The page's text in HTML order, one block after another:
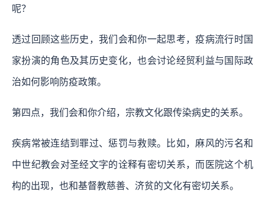
呢？
透过回顾这些历史，我们会和你一起思考，疫病流行时国
家扮演的角色及其历史变化，也会讨论经贸利益与国际政
治如何影响防疫政策。
第四点，我们会和你介绍，宗教文化跟传染病史的关系。
疾病常被连结到罪过、惩罚与救赎。比如，麻风的污名和
中世纪教会对圣经文字的诠释有密切关系，而医院这个机
构的出现，也和基督教慈善、济贫的文化有密切关系。